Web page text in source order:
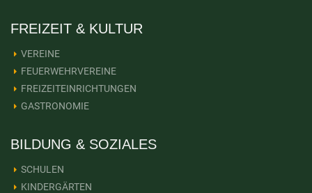
FREIZEIT & KULTUR
VEREINE
FEUERWEHRVEREINE
FREIZEITEINRICHTUNGEN
GASTRONOMIE
BILDUNG & SOZIALES
SCHULEN
KINDERGÄRTEN